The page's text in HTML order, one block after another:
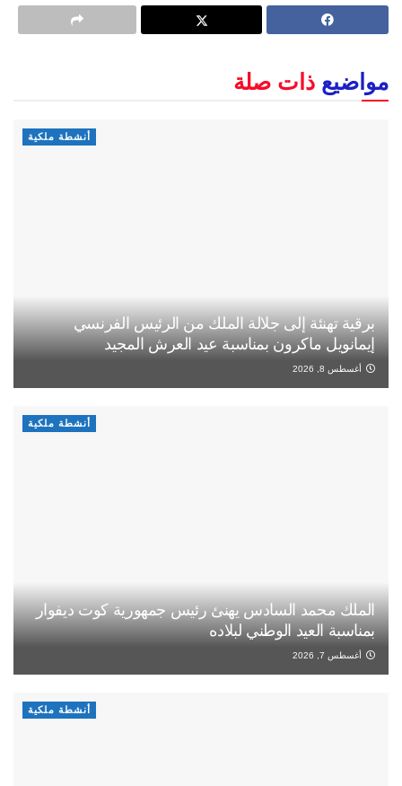
مواضيع ذات صلة
أنشطة ملكية
برقية تهنئة إلى جلالة الملك من الرئيس الفرنسي
إيمانويل ماكرون بمناسبة عيد العرش المجيد
أغسطس 8, 2026
أنشطة ملكية
الملك محمد السادس يهنئ رئيس جمهورية كوت ديفوار
بمناسبة العيد الوطني لبلاده
أغسطس 7, 2026
أنشطة ملكية